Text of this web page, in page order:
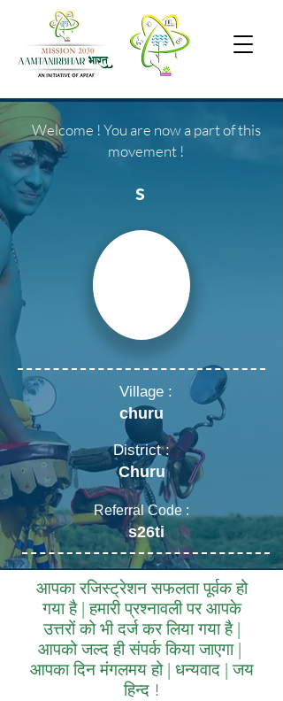
s
Village :
churu
District :
Churu
Referral Code :
s26ti
Welcome ! You are now a part of this
movement !
आपका रजिस्ट्रेशन सफलता पूर्वक हो
गया है | हमारी प्रश्नावली पर आपके
उत्तरों को भी दर्ज कर लिया गया है |
आपको जल्द ही संपर्क किया जाएगा |
आपका दिन मंगलमय हो | धन्यवाद | जय
हिन्द !